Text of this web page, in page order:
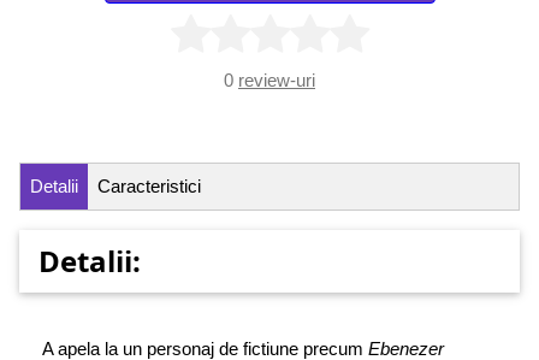
0 review-uri
Detalii Caracteristici
Detalii:
A apela la un personaj de fictiune precum Ebenezer